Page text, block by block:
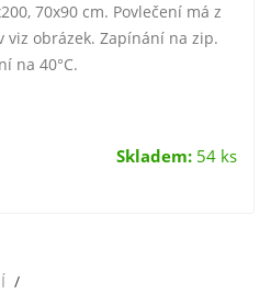
70x90 cm. Povlečení má z
obrázek. Zapínání na zip.
na 40°C.
Skladem: 54 ks